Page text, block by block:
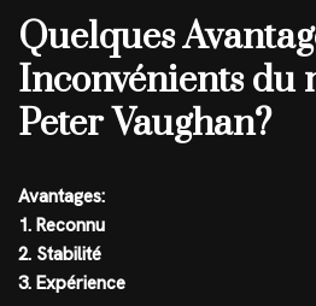
Quelques
Inconvénients du
Peter Vaughan?
Avantages:
1. Reconnu
2. Stabilité
3. Expérience